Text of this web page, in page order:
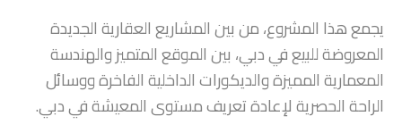
يجمع هذا المشروع، من بين المشاريع العقارية الجديدة
المعروضة للبيع في دبي، بين الموقع المتميز والهندسة
المعمارية المميزة والديكورات الداخلية الفاخرة ووسائل
الراحة الحصرية لإعادة تعريف مستوى المعيشة في دبي.